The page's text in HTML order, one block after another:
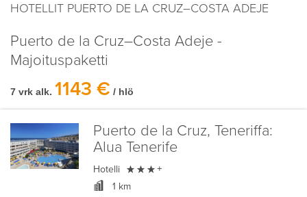
HOTELLIT PUERTO DE LA CRUZ–COSTA ADEJE
Puerto de la Cruz–Costa Adeje -
Majoituspaketti
7 vrk alk. 1143 € / hlö
Puerto de la Cruz, Teneriffa:
Alua Tenerife
Hotelli  +
1 km